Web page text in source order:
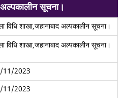
अल्पकालीन सूचना।
विधि शाखा,जहानाबाद अल्पकालीन सूचना।
विधि शाखा,जहानाबाद अल्पकालीन सूचना।
11/2023
11/2023